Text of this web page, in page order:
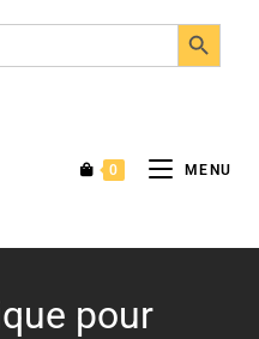
SEARCH BUTTON
0 MENU
pour